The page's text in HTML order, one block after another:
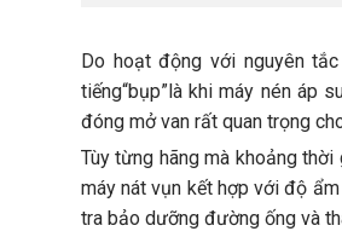
Do hoạt động với nguyên
tiếng“bụp”là khi máy nén áp
đóng mở van rất quan trọng
Tùy từng hãng mà khoảng
máy nát vụn kết hợp với độ
tra bảo dưỡng đường ống và